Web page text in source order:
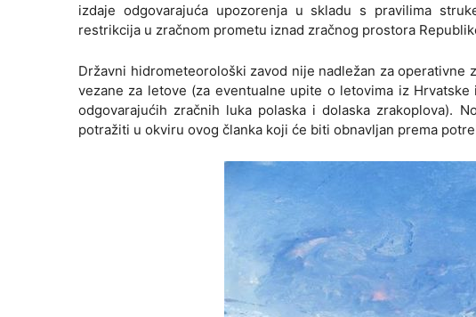
izdaje odgovarajuća upozorenja u skladu s pravilima
restrikcija u zračnom prometu iznad zračnog prostora
Državni hidrometeorološki zavod nije nadležan za
vezane za letove (za eventualne upite o letovima iz
odgovarajućih zračnih luka polaska i dolaska zrakoplova).
potražiti u okviru ovog članka koji će biti obnavljan prema